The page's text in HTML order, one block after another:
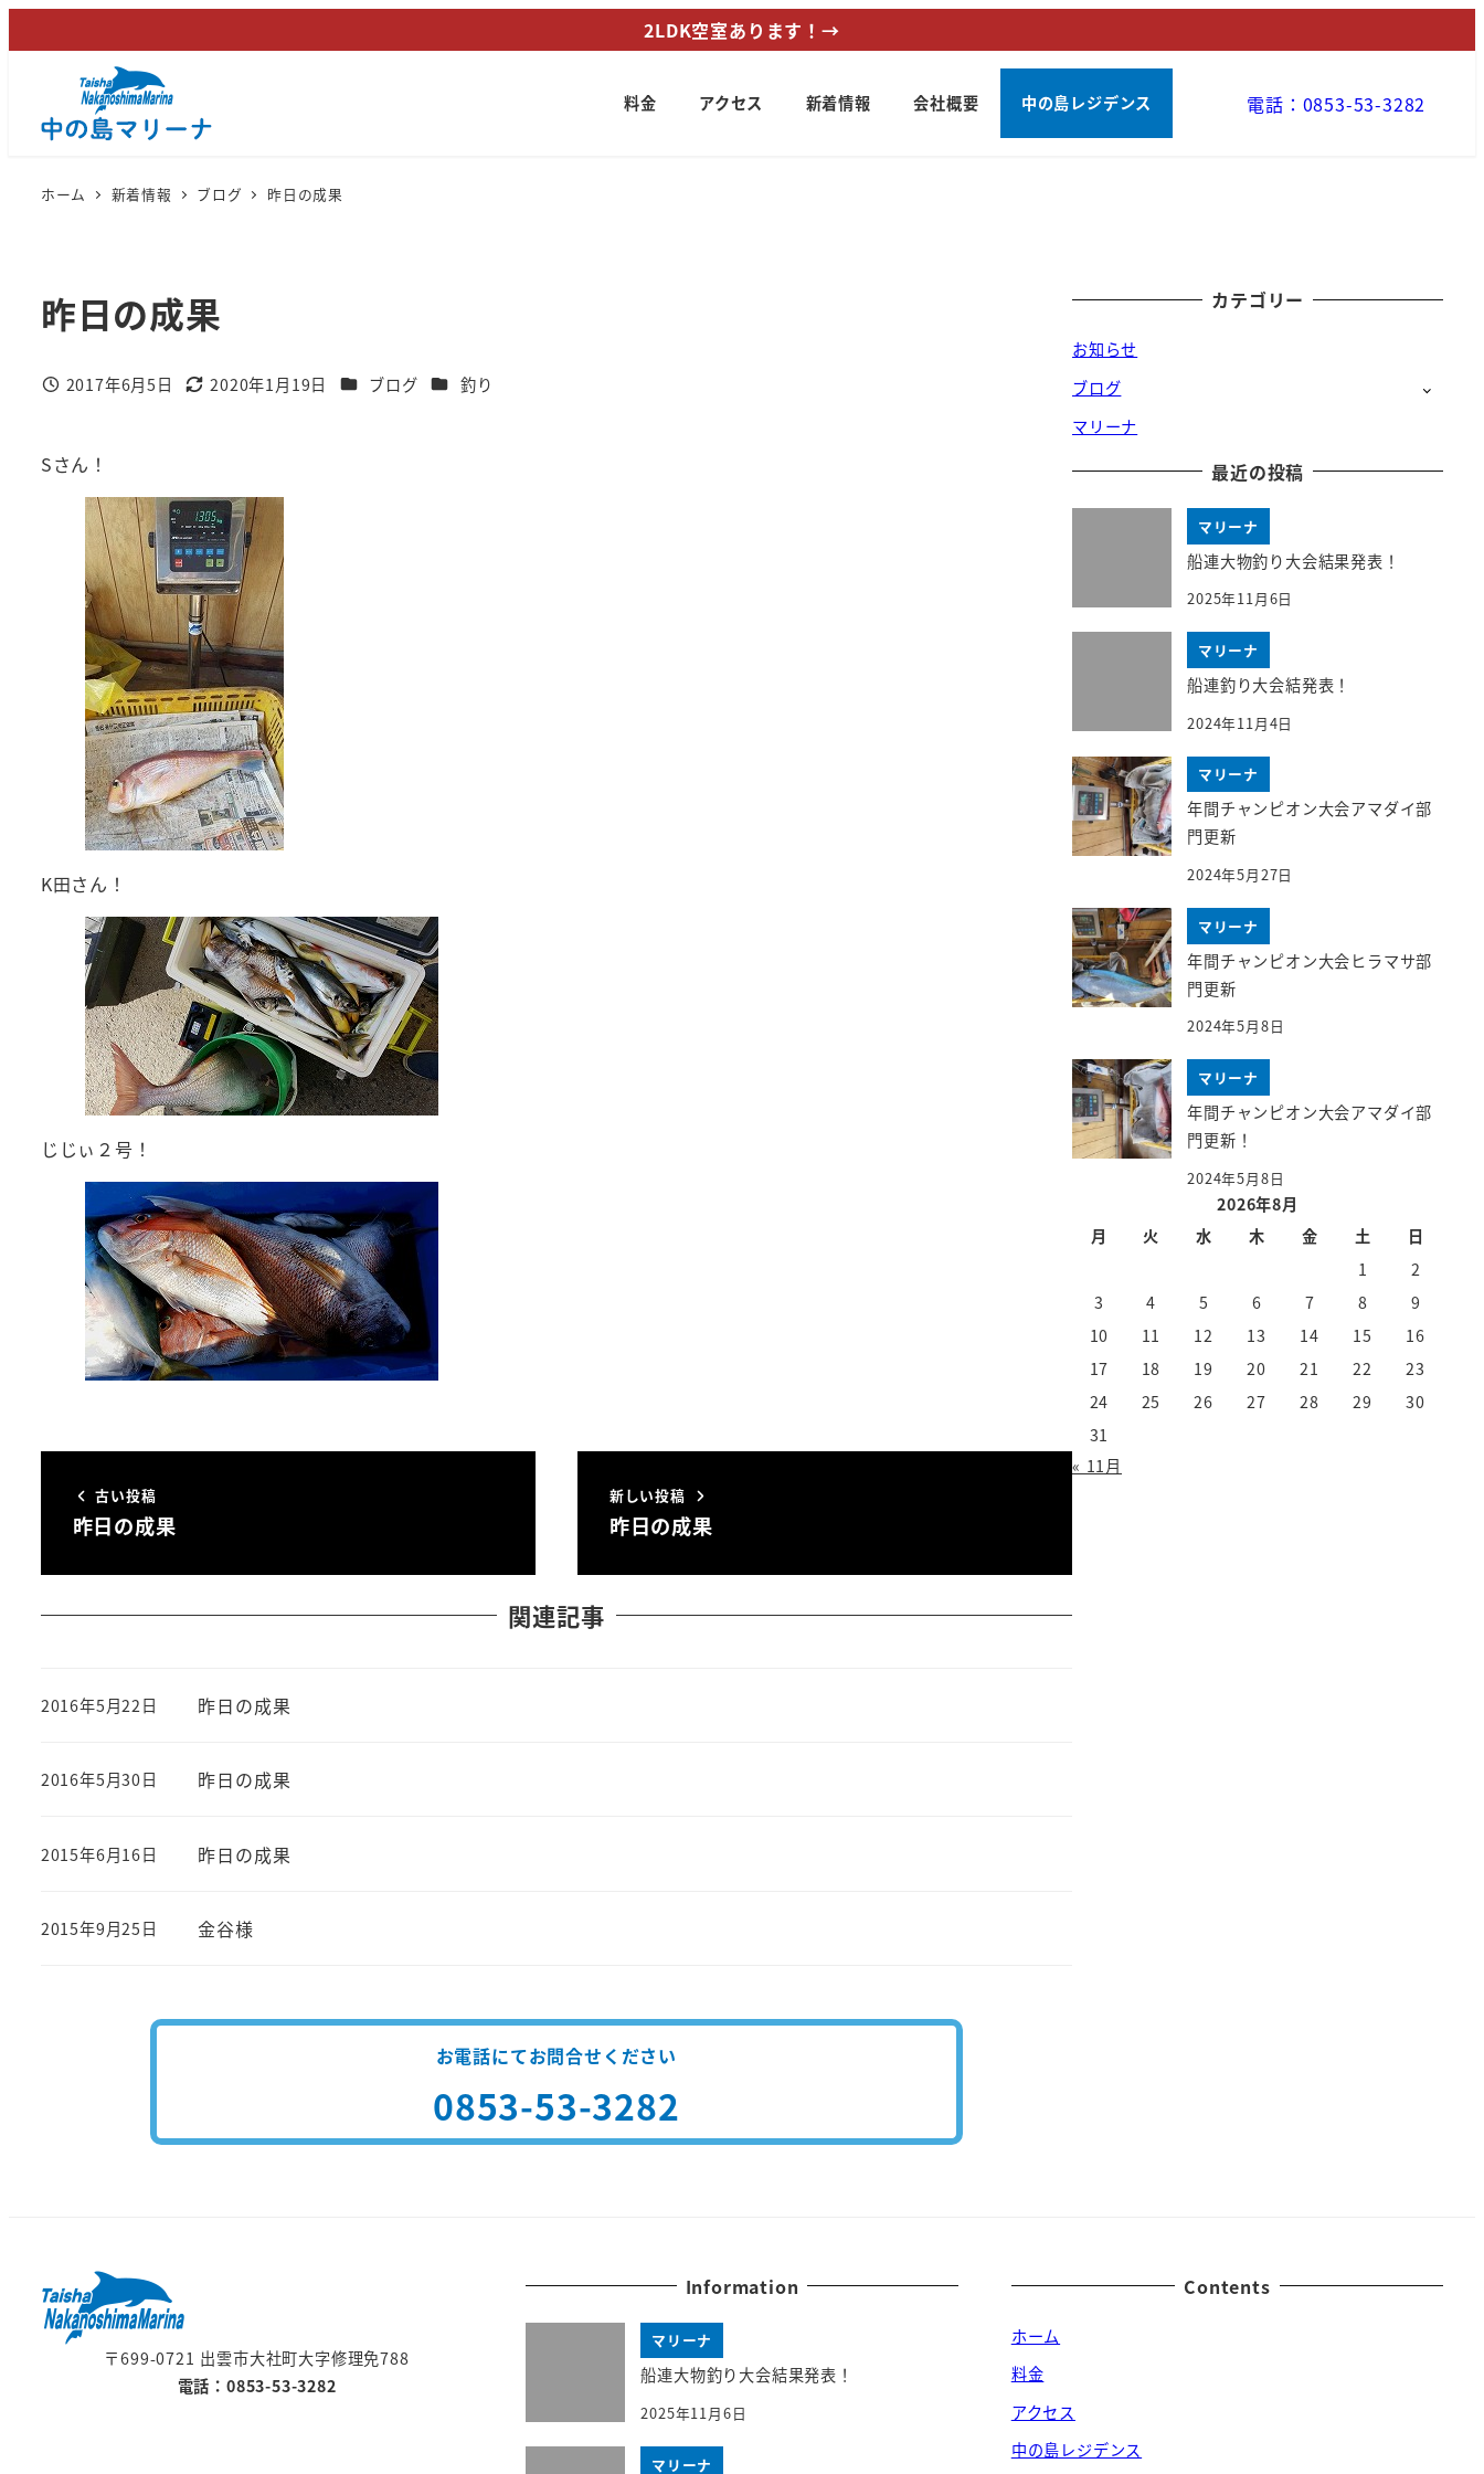
イ
2LDK空室あります！→
料金 アクセス 新着情報 会社概要 中の島レジデンス 電話：0853-53-3282
ホーム 新着情報 ブログ 昨日の成果
昨日の成果
投稿日
2017年6月5日
更新日
2020年1月19日 カテゴリー
ブログ カテゴリー
釣り
Sさん！
K田さん！
じじぃ２号！
古い投稿
昨日の成果
新しい投稿
昨日の成果
関連記事
昨日の成果
投稿日
2016年5月22日
昨日の成果
投稿日
2016年5月30日
昨日の成果
投稿日
2015年6月16日
金谷様
投稿日
2015年9月25日
お電話にてお問合せください
0853-53-3282
カテゴリー
お知らせ
ブログ
マリーナ
最近の投稿
マリーナ
船連大物釣り大会結果発表！
2025年11月6日
マリーナ
船連釣り大会結発表！
2024年11月4日
マリーナ
年間チャンピオン大会アマダイ部
門更新
2024年5月27日
マリーナ
年間チャンピオン大会ヒラマサ部
門更新
2024年5月8日
マリーナ
年間チャンピオン大会アマダイ部
門更新！
2024年5月8日
2026年8月
月
火 水 木 金 土
日
1
2
3
4 5 6 7 8
9
10
11 12 13 14 15
16
17
18 19 20 21 22
23
24
25 26 27 28 29
30
31
« 11月
〒699-0721 出雲市大社町大字修理免788
電話：0853-53-3282
Information
マリーナ
船連大物釣り大会結果発表！
2025年11月6日
マリーナ
Contents
ホーム
料金
アクセス
中の島レジデンス